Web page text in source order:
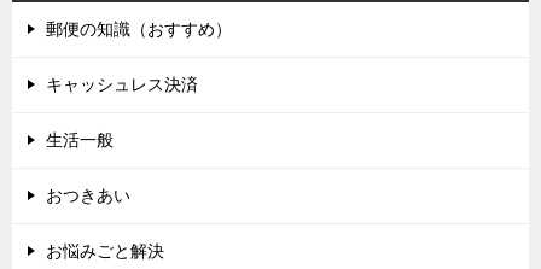
郵便の知識（おすすめ）
キャッシュレス決済
生活一般
おつきあい
お悩みごと解決